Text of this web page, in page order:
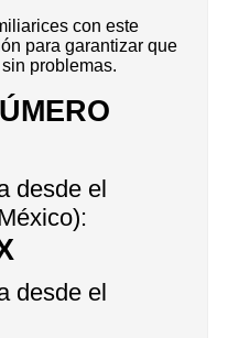
con este
para garantizar que
problemas.
desde el
desde el